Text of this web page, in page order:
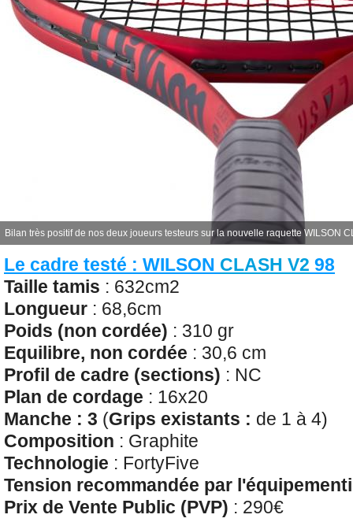
Bilan très positif de nos deux joueurs testeurs sur la nouvelle raquette WILSON
Le cadre testé : WILSON CLASH V2 98
Taille tamis : 632cm2
Longueur : 68,6cm
Poids (non cordée) : 310 gr
Equilibre, non cordée : 30,6 cm
Profil de cadre (sections) : NC
Plan de cordage : 16x20
Manche : 3 (Grips existants : de 1 à 4)
Composition : Graphite
Technologie : FortyFive
Tension recommandée par
Prix de Vente Public (PVP) : 290€